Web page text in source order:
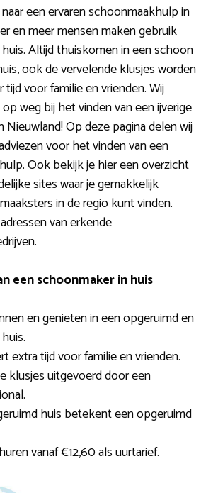
een ervaren schoonmaakhulp in
en meer mensen maken gebruik
Altijd thuiskomen in een schoon
ook de vervelende klusjes worden
tijd voor familie en vrienden. Wij
weg bij het vinden van een ijverige
Op deze pagina delen wij
voor het vinden van een
Ook bekijk je hier een overzicht
sites waar je gemakkelijk
in de regio kunt vinden.
van erkende
een schoonmaker in huis
en genieten in een opgeruimd en
extra tijd voor familie en vrienden.
klusjes uitgevoerd door een
huis betekent een opgeruimd
vanaf €12,60 als uurtarief.